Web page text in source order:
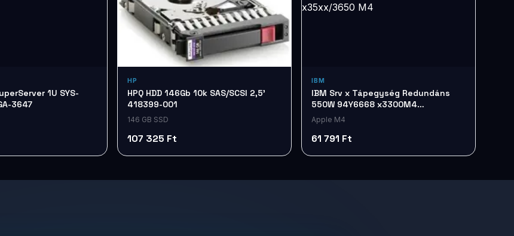
1U SYS-
3647
HP
HPQ HDD 146Gb 10k SAS/SCSI 2,5'
418399-001
146 GB SSD
107 325 Ft
IBM
IBM Srv x Tápegység Redundáns
550W 94Y6668 x3300M4
x35xx/3650 M4
Apple M4
61 791 Ft